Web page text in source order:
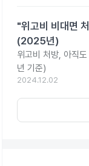
"위고비 비대면
(2025년)
위고비 처방, 아직
년 기준)
2024.12.02